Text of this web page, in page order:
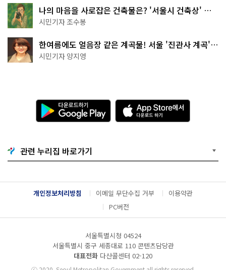
나의 마음을 사로잡은 건축물은? '서울시 건축상' 수
상작 공개!
시민기자 조수봉
한여름에도 얼음장 같은 계곡물! 서울 '진관사 계곡'이
천국이네~
시민기자 양지영
다
운
로
기
G
o
g
l
e
A
p
p
e
서
다
운
관련 누리집 바로가기
개인정보처리방침 이메일 무단수집 거부
이용약관
PC버전
서울특별시청 04524
서울특별시 중구 세종대로 110 콘텐츠담당관
대표전화 다산콜센터 02-120